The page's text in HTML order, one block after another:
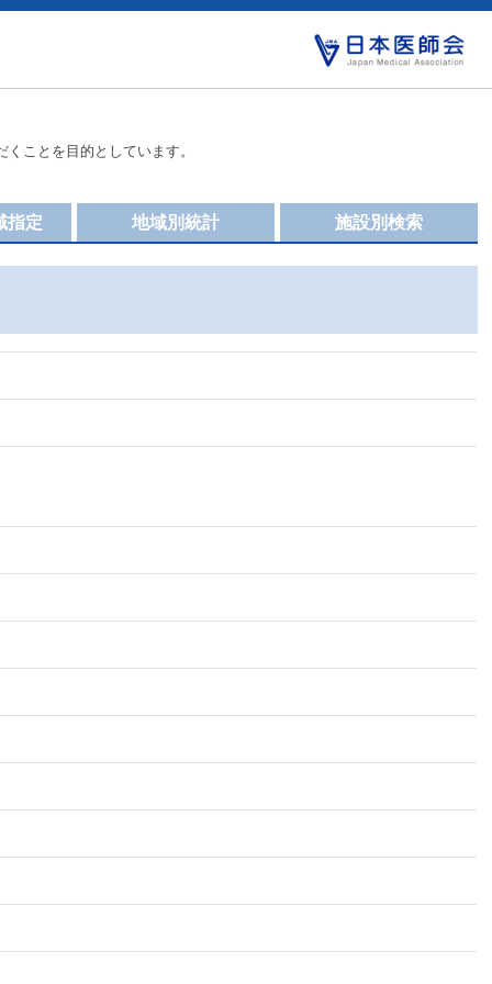
ことを目的としています。
施設別検索
地域別統計
指定